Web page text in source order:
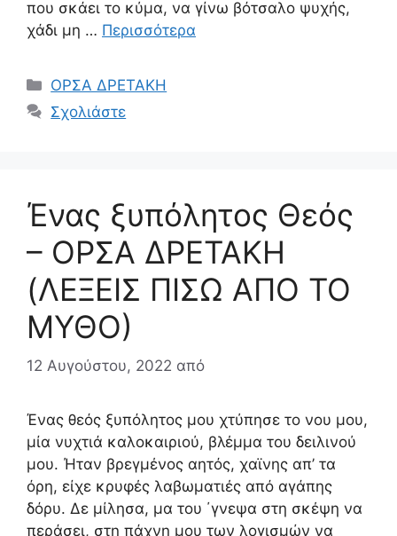
που σκάει το κύμα, να γίνω βότσαλο ψυχής,
χάδι μη … Περισσότερα
Κατηγορίες
ΟΡΣΑ ΔΡΕΤΑΚΗ
Σχολιάστε
Ένας ξυπόλητος Θεός
– ΟΡΣΑ ΔΡΕΤΑΚΗ
(ΛΕΞΕΙΣ ΠΙΣΩ ΑΠΟ ΤΟ
ΜΥΘΟ)
12 Αυγούστου, 2022 από
Ένας θεός ξυπόλητος μου χτύπησε το νου μου,
μία νυχτιά καλοκαιριού, βλέμμα του δειλινού
μου. Ήταν βρεγμένος αητός, χαϊνης απ’ τα
όρη, είχε κρυφές λαβωματιές από αγάπης
δόρυ. Δε μίλησα, μα του ΄γνεψα στη σκέψη να
περάσει, στη πάχνη μου των λογισμών να